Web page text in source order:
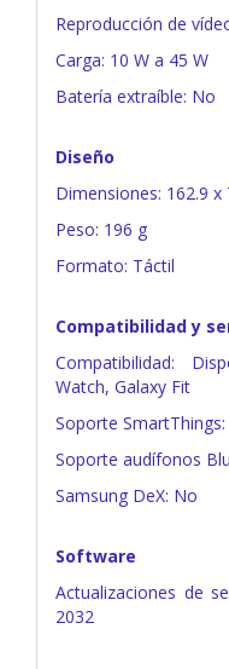
Reproducción de
Carga: 10 W a 45 W
Batería extraíble: No
Diseño
Dimensiones: 162.9 x
Peso: 196 g
Formato: Táctil
Compatibilidad y
Compatibilidad:
Watch, Galaxy Fit
Soporte SmartThings:
Soporte audífonos
Samsung DeX: No
Software
Actualizaciones de
2032